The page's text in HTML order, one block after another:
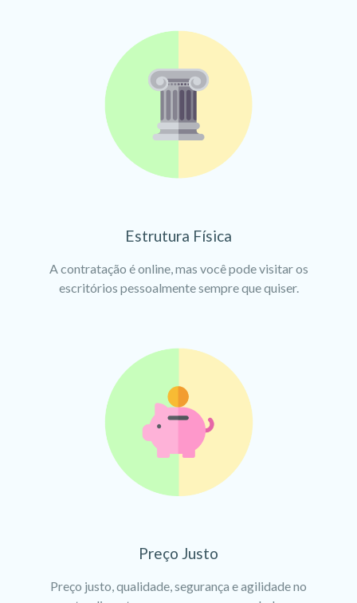
Estrutura Física
A contratação é online, mas você pode visitar os
escritórios pessoalmente sempre que quiser.
Preço Justo
Preço justo, qualidade, segurança e agilidade no